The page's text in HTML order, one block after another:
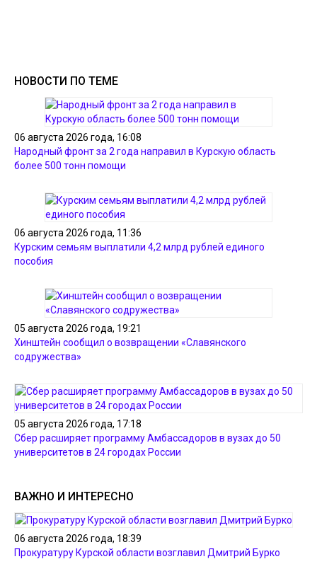
НОВОСТИ ПО ТЕМЕ
06 августа 2026 года, 16:08
Народный фронт за 2 года направил в Курскую область
более 500 тонн помощи
06 августа 2026 года, 11:36
Курским семьям выплатили 4,2 млрд рублей единого
пособия
05 августа 2026 года, 19:21
Хинштейн сообщил о возвращении «Славянского
содружества»
05 августа 2026 года, 17:18
Сбер расширяет программу Амбассадоров в вузах до 50
университетов в 24 городах России
ВАЖНО И ИНТЕРЕСНО
06 августа 2026 года, 18:39
Прокуратуру Курской области возглавил Дмитрий Бурко